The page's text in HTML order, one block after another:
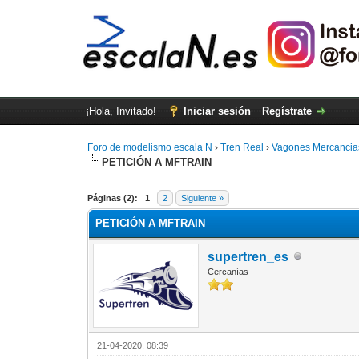
¡Hola, Invitado! Iniciar sesión Regístrate
Foro de modelismo escala N ›Tren Real ›Vagones
PETICIÓN A MFTRAIN
Páginas (2): 1 2 Siguiente »
PETICIÓN A MFTRAIN
supertren_es
Cercanías
21-04-2020, 08:39